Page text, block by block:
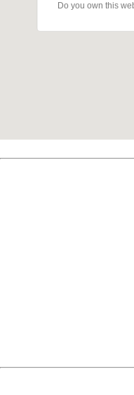
Do you own this